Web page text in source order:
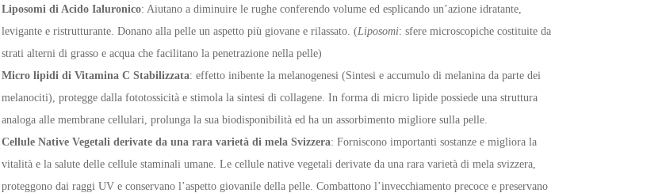
Liposomi di Acido Ialuronico: Aiutano a diminuire le rughe conferendo volume ed esplicando un’azione idratante,
levigante e ristrutturante. Donano alla pelle un aspetto più giovane e rilassato. (Liposomi: sfere microscopiche costituite da
strati alterni di grasso e acqua che facilitano la penetrazione nella pelle)
Micro lipidi di Vitamina C Stabilizzata: effetto inibente la melanogenesi (Sintesi e accumulo di melanina da parte dei
melanociti), protegge dalla fototossicità e stimola la sintesi di collagene. In forma di micro lipide possiede una struttura
analoga alle membrane cellulari, prolunga la sua biodisponibilità ed ha un assorbimento migliore sulla pelle.
Cellule Native Vegetali derivate da una rara varietà di mela Svizzera: Forniscono importanti sostanze e migliora la
vitalità e la salute delle cellule staminali umane. Le cellule native vegetali derivate da una rara varietà di mela svizzera,
proteggono dai raggi UV e conservano l’aspetto giovanile della pelle. Combattono l’invecchiamento precoce e preservano